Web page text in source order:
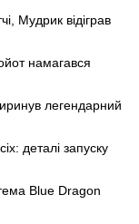
Мудрик відіграв
намагався
легендарний
деталі запуску
Blue Dragon